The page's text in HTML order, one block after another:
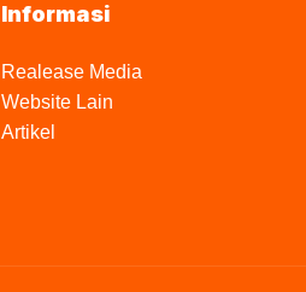
Informasi
Realease Media
Website Lain
Artikel